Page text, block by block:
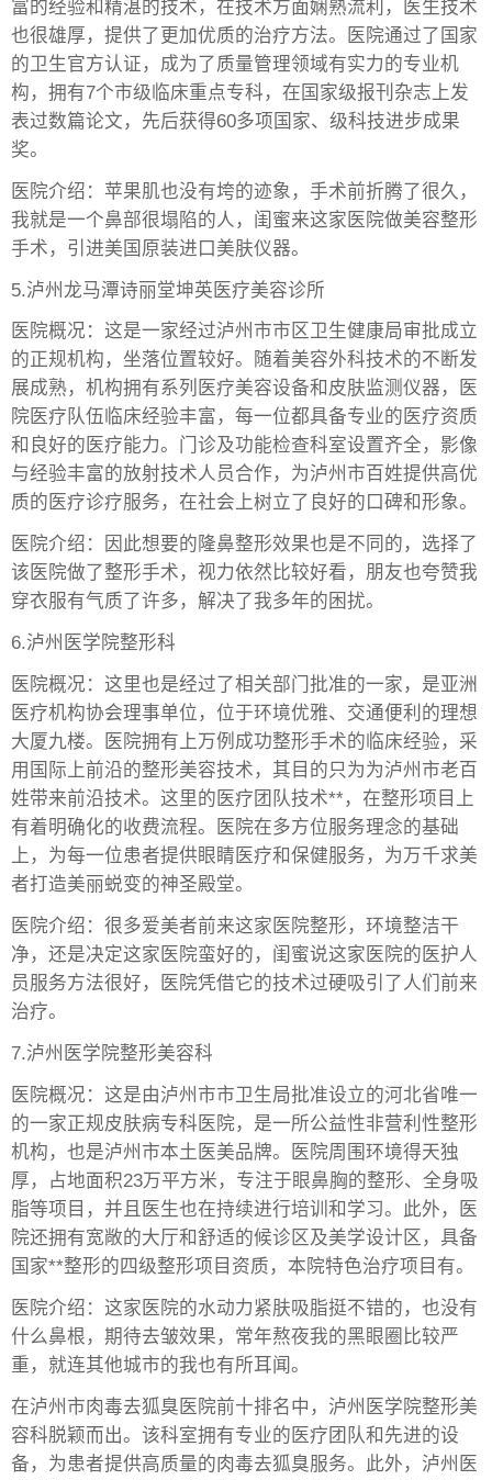
富的经验和精湛的技术，在技术方面娴熟流利，医生技术
也很雄厚，提供了更加优质的治疗方法。医院通过了国家
的卫生官方认证，成为了质量管理领域有实力的专业机
构，拥有7个市级临床重点专科，在国家级报刊杂志上发
表过数篇论文，先后获得60多项国家、级科技进步成果
奖。
医院介绍：苹果肌也没有垮的迹象，手术前折腾了很久，
我就是一个鼻部很塌陷的人，闺蜜来这家医院做美容整形
手术，引进美国原装进口美肤仪器。
5.泸州龙马潭诗丽堂坤英医疗美容诊所
医院概况：这是一家经过泸州市市区卫生健康局审批成立
的正规机构，坐落位置较好。随着美容外科技术的不断发
展成熟，机构拥有系列医疗美容设备和皮肤监测仪器，医
院医疗队伍临床经验丰富，每一位都具备专业的医疗资质
和良好的医疗能力。门诊及功能检查科室设置齐全，影像
与经验丰富的放射技术人员合作，为泸州市百姓提供高优
质的医疗诊疗服务，在社会上树立了良好的口碑和形象。
医院介绍：因此想要的隆鼻整形效果也是不同的，选择了
该医院做了整形手术，视力依然比较好看，朋友也夸赞我
穿衣服有气质了许多，解决了我多年的困扰。
6.泸州医学院整形科
医院概况：这里也是经过了相关部门批准的一家，是亚洲
医疗机构协会理事单位，位于环境优雅、交通便利的理想
大厦九楼。医院拥有上万例成功整形手术的临床经验，采
用国际上前沿的整形美容技术，其目的只为为泸州市老百
姓带来前沿技术。这里的医疗团队技术**，在整形项目上
有着明确化的收费流程。医院在多方位服务理念的基础
上，为每一位患者提供眼睛医疗和保健服务，为万千求美
者打造美丽蜕变的神圣殿堂。
医院介绍：很多爱美者前来这家医院整形，环境整洁干
净，还是决定这家医院蛮好的，闺蜜说这家医院的医护人
员服务方法很好，医院凭借它的技术过硬吸引了人们前来
治疗。
7.泸州医学院整形美容科
医院概况：这是由泸州市市卫生局批准设立的河北省唯一
的一家正规皮肤病专科医院，是一所公益性非营利性整形
机构，也是泸州市本土医美品牌。医院周围环境得天独
厚，占地面积23万平方米，专注于眼鼻胸的整形、全身吸
脂等项目，并且医生也在持续进行培训和学习。此外，医
院还拥有宽敞的大厅和舒适的候诊区及美学设计区，具备
国家**整形的四级整形项目资质，本院特色治疗项目有。
医院介绍：这家医院的水动力紧肤吸脂挺不错的，也没有
什么鼻根，期待去皱效果，常年熬夜我的黑眼圈比较严
重，就连其他城市的我也有所耳闻。
在泸州市肉毒去狐臭医院前十排名中，泸州医学院整形美
容科脱颖而出。该科室拥有专业的医疗团队和先进的设
备，为患者提供高质量的肉毒去狐臭服务。此外，泸州医